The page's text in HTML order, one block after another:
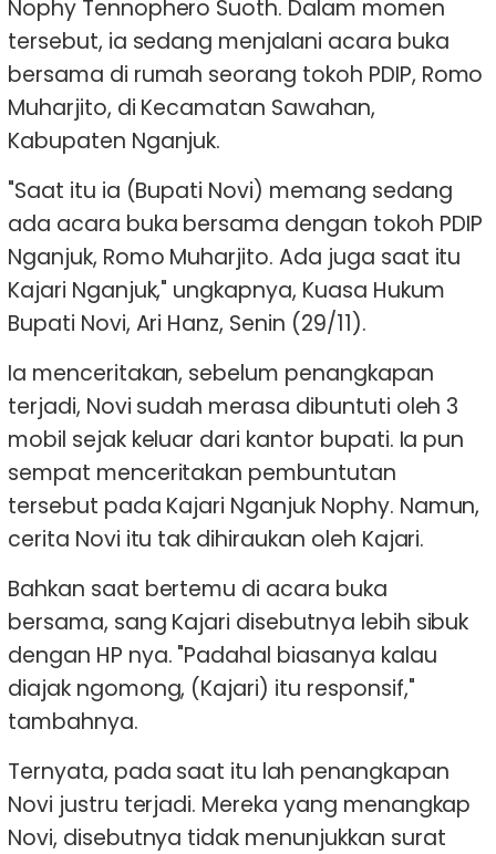
Nophy Tennophero Suoth. Dalam momen
tersebut, ia sedang menjalani acara buka
bersama di rumah seorang tokoh PDIP, Romo
Muharjito, di Kecamatan Sawahan,
Kabupaten Nganjuk.
"Saat itu ia (Bupati Novi) memang sedang
ada acara buka bersama dengan tokoh PDIP
Nganjuk, Romo Muharjito. Ada juga saat itu
Kajari Nganjuk," ungkapnya, Kuasa Hukum
Bupati Novi, Ari Hanz, Senin (29/11).
Ia menceritakan, sebelum penangkapan
terjadi, Novi sudah merasa dibuntuti oleh 3
mobil sejak keluar dari kantor bupati. Ia pun
sempat menceritakan pembuntutan
tersebut pada Kajari Nganjuk Nophy. Namun,
cerita Novi itu tak dihiraukan oleh Kajari.
Bahkan saat bertemu di acara buka
bersama, sang Kajari disebutnya lebih sibuk
dengan HP nya. "Padahal biasanya kalau
diajak ngomong, (Kajari) itu responsif,"
tambahnya.
Ternyata, pada saat itu lah penangkapan
Novi justru terjadi. Mereka yang menangkap
Novi, disebutnya tidak menunjukkan surat